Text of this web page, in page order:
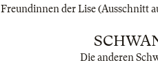
Freundinnen der Lise (Ausschnitt
Die anderen